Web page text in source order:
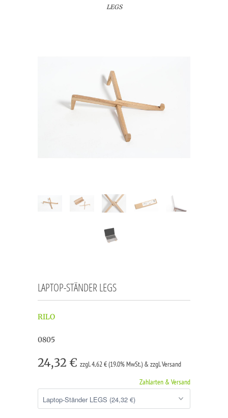
LEGS
LAPTOP-STÄNDER LEGS
RILO
0805
24,32 € zzgl. 4,62 € (19.0% MwSt.) & zzgl. Versand
Zahlarten & Versand